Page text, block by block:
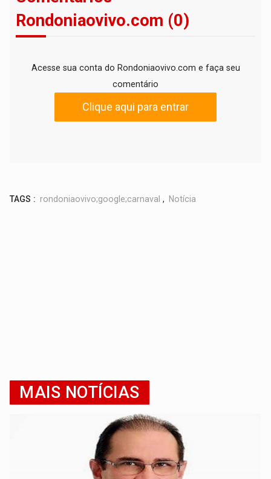
Rondoniaovivo.com (0)
Acesse sua conta do Rondoniaovivo.com e faça seu
comentário
Clique aqui para entrar
TAGS : rondoniaovivo;google;carnaval , Notícia
MAIS NOTÍCIAS